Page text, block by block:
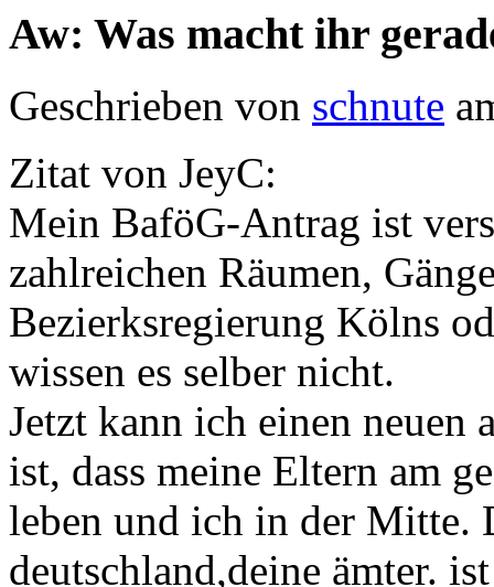
Aw: Was macht ihr
Geschrieben von schnute
Zitat von JeyC:
Mein BaföG-Antrag ist
zahlreichen Räumen,
Bezierksregierung Kölns
wissen es selber nicht.
Jetzt kann ich einen
ist, dass meine Eltern am
leben und ich in der Mitte.
deutschland,deine ämter.